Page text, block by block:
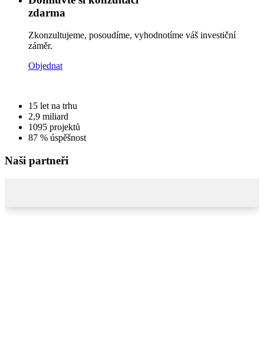
zdarma
Zkonzultujeme, posoudíme, vyhodnotíme váš investiční
záměr.
Objednat
15 let na trhu
2,9 miliard
1095 projektů
87 % úspěšnost
Naši partneři